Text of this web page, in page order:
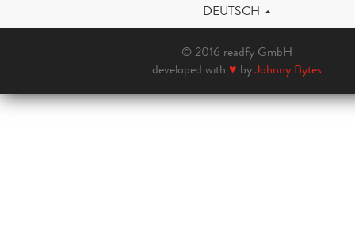
DEUTSCH
© 2016 readfy GmbH
developed with ♥ byJohnny Bytes